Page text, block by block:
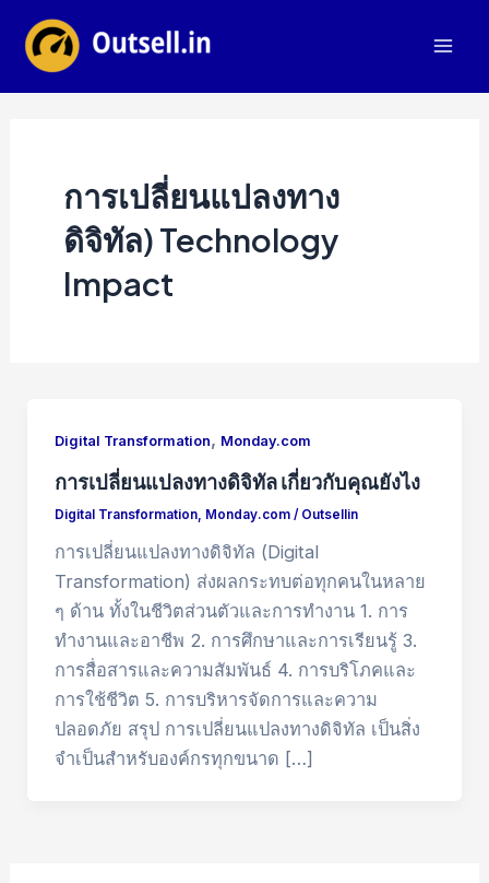
content
การเปลี่ยนแปลงทาง
ดิจิทัล) Technology
Impact
Digital Transformation, Monday.com
การเปลี่ยนแปลงทางดิจิทัล เกี่ยวกับคุณยังไง
Digital Transformation, Monday.com/ Outsellin
การเปลี่ยนแปลงทางดิจิทัล (Digital
Transformation) ส่งผลกระทบต่อทุกคนในหลาย
ๆ ด้าน ทั้งในชีวิตส่วนตัวและการทำงาน 1. การ
ทำงานและอาชีพ 2. การศึกษาและการเรียนรู้ 3.
การสื่อสารและความสัมพันธ์ 4. การบริโภคและ
การใช้ชีวิต 5. การบริหารจัดการและความ
ปลอดภัย สรุป การเปลี่ยนแปลงทางดิจิทัล เป็นสิ่ง
จำเป็นสำหรับองค์กรทุกขนาด […]